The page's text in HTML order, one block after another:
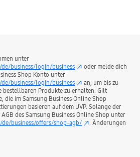
unter
business/login/business
oder melde dich
Shop Konto unter
business/login/business
an, um bis zu
bestellbaren Produkte zu erhalten. Gilt
die im Samsung Business Online Shop
basieren auf dem UVP. Solange der
des Samsung Business Online Shop unter
de/business/offers/shop-agb/
. Änderungen